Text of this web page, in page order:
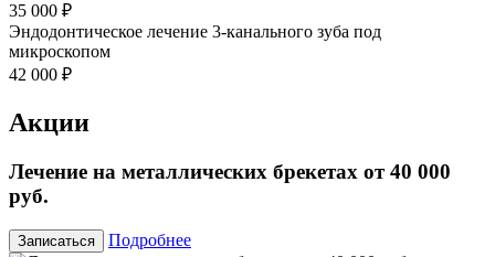
35 000 ₽
Эндодонтическое лечение 3-канального зуба под
микроскопом
42 000 ₽
Акции
Лечение на металлических брекетах от 40 000
руб.
Записаться Подробнее